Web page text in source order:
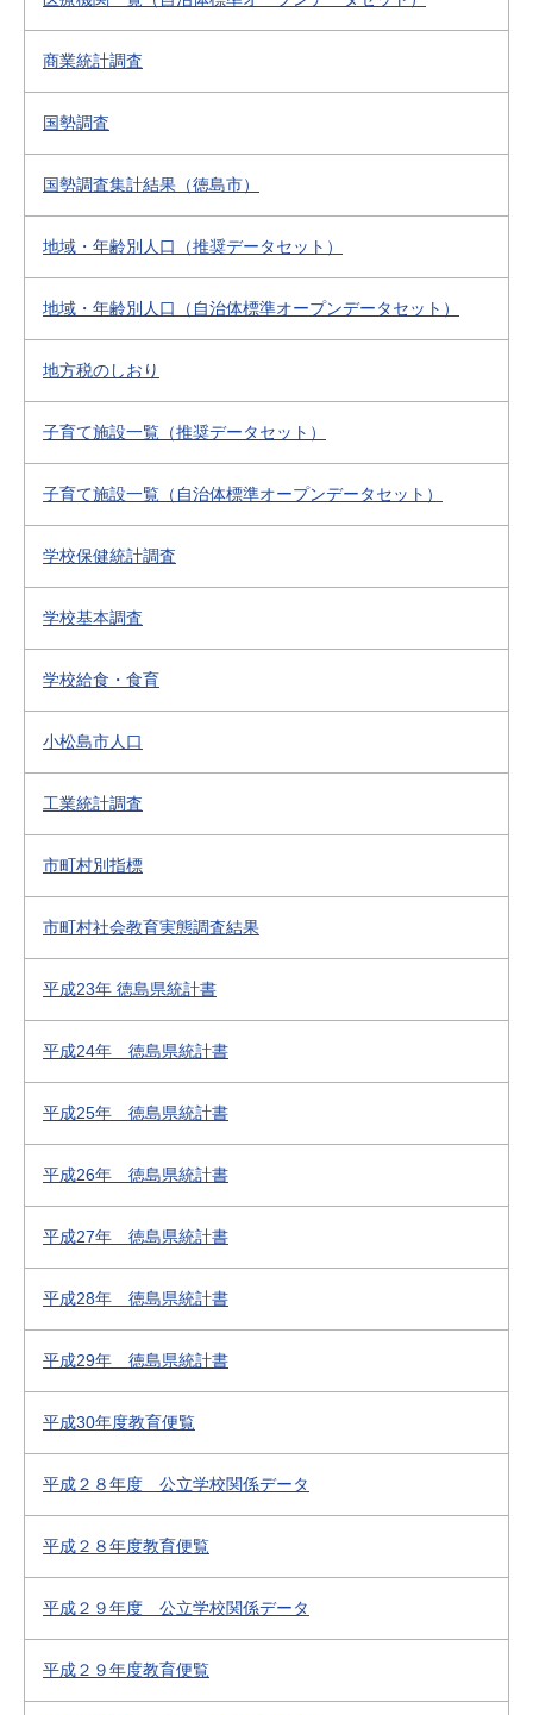
商業統計調査
国勢調査
国勢調査集計結果（徳島市）
地域・年齢別人口（推奨データセット）
地域・年齢別人口（自治体標準オープンデータセット）
地方税のしおり
子育て施設一覧（推奨データセット）
子育て施設一覧（自治体標準オープンデータセット）
学校保健統計調査
学校基本調査
学校給食・食育
小松島市人口
工業統計調査
市町村別指標
市町村社会教育実態調査結果
平成23年 徳島県統計書
平成24年 徳島県統計書
平成25年 徳島県統計書
平成26年 徳島県統計書
平成27年 徳島県統計書
平成28年 徳島県統計書
平成29年 徳島県統計書
平成30年度教育便覧
平成２８年度 公立学校関係データ
平成２８年度教育便覧
平成２９年度 公立学校関係データ
平成２９年度教育便覧